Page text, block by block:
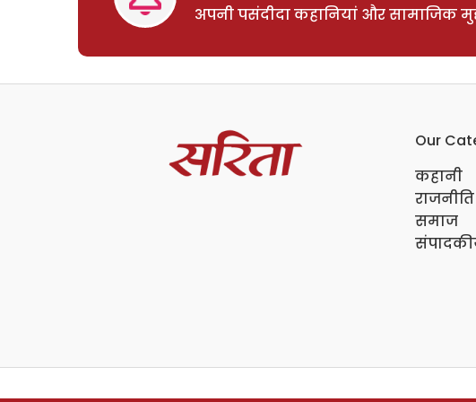
अपनी पसंदीदा कहानियां और सामाजिक
Our
कहानी
राजनीति
समाज